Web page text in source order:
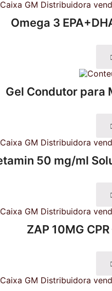
Omega 3
Gel Condutor para
50 mg/ml
ZAP 10MG